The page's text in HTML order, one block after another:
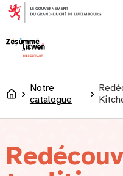
principal
Accueil
Notre
catalogue